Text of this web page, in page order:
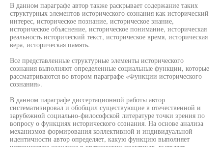
В данном параграфе автор также раскрывает содержание таких
структурных элементов исторического сознания как исторический
интерес, историческое познание, историческое знание,
историческое объяснение, историческое понимание, историческая
реальность исторический текст, историческое время, историческая
вера, историческая память.
Все представленные структурные элементы исторического
сознания выполняют определенные социальные функции, которые
рассматриваются во втором параграфе «Функции исторического
сознания».
В данном параграфе диссертационной работы автор
систематизировал и обобщил существующие в отечественной и
зарубежной социально-философской литературе точки зрения по
вопросу о функциях исторического сознания. На основе анализа
механизмов формирования коллективной и индивидуальной
идентичности автор определяет, какую функцию выполняет